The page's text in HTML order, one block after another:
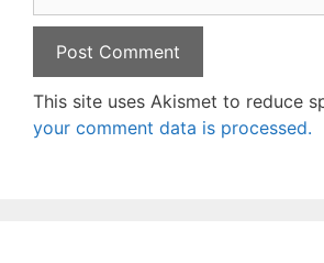
This site uses Akismet to reduce
your comment data is processed.